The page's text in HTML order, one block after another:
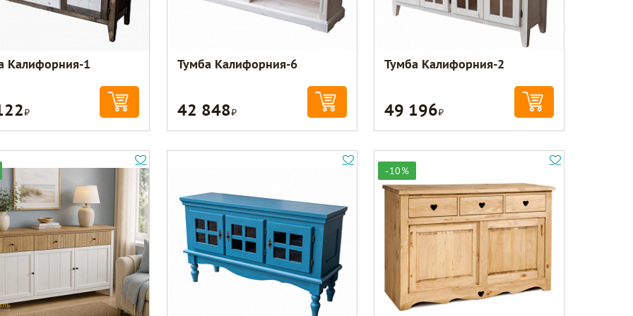
Калифорния-1
Р
Тумба Калифорния-6
42 848Р
Тумба Калифорния-2
49 196Р
-10%